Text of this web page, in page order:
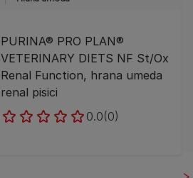
PURINA® PRO PLAN®
VETERINARY DIETS NF St/Ox
Renal Function, hrana umeda
renal pisici
0.0(0)